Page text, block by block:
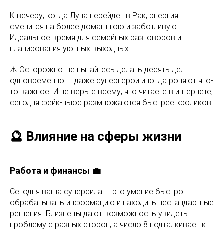
К вечеру, когда Луна перейдет в Рак, энергия
сменится на более домашнюю и заботливую.
Идеальное время для семейных разговоров и
планирования уютных выходных.
⚠️ Осторожно: не пытайтесь делать десять дел
одновременно — даже супергерои иногда роняют что-
то важное. И не верьте всему, что читаете в интернете,
сегодня фейк-ньюс размножаются быстрее кроликов.
🔮 Влияние на сферы жизни
Работа и финансы 💼
Сегодня ваша суперсила — это умение быстро
обрабатывать информацию и находить нестандартные
решения. Близнецы дают возможность увидеть
проблему с разных сторон, а число 8 подталкивает к